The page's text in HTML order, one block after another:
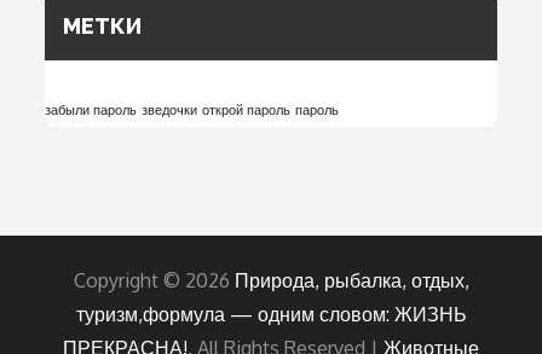
МЕТКИ
забыли пароль зведочки открой пароль пароль
Copyright © 2026 Природа, рыбалка, отдых,
туризм,формула — одним словом: ЖИЗНЬ
ПРЕКРАСНА!. All Rights Reserved | Животные